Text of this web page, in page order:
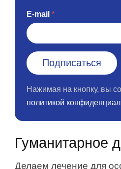
E-mail
Нажимая на кнопку, вы
политикой
Гуманитарное
Делаем лечение для